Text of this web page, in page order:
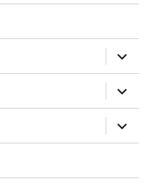
ouvrir
le
sous-
menu
ouvrir
le
sous-
menu
ouvrir
le
sous-